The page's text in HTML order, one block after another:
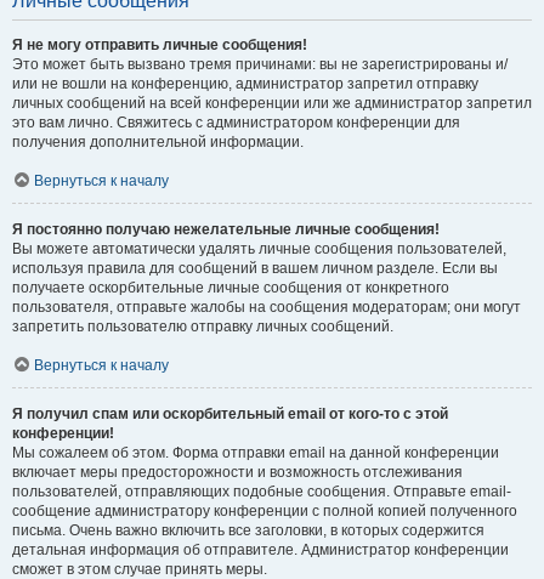
Я не могу отправить личные сообщения!
Это может быть вызвано тремя причинами: вы не зарегистрированы и/
или не вошли на конференцию, администратор запретил отправку
личных сообщений на всей конференции или же администратор запретил
это вам лично. Свяжитесь с администратором конференции для
получения дополнительной информации.
Вернуться к началу
Я постоянно получаю нежелательные личные сообщения!
Вы можете автоматически удалять личные сообщения пользователей,
используя правила для сообщений в вашем личном разделе. Если вы
получаете оскорбительные личные сообщения от конкретного
пользователя, отправьте жалобы на сообщения модераторам; они могут
запретить пользователю отправку личных сообщений.
Вернуться к началу
Я получил спам или оскорбительный email от кого-то с этой
конференции!
Мы сожалеем об этом. Форма отправки email на данной конференции
включает меры предосторожности и возможность отслеживания
пользователей, отправляющих подобные сообщения. Отправьте email-
сообщение администратору конференции с полной копией полученного
письма. Очень важно включить все заголовки, в которых содержится
детальная информация об отправителе. Администратор конференции
сможет в этом случае принять меры.